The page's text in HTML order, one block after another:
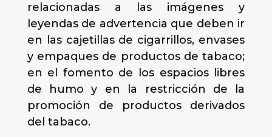
relacionadas a las imágenes y
leyendas de advertencia que deben ir
en las cajetillas de cigarrillos, envases
y empaques de productos de tabaco;
en el fomento de los espacios libres
de humo y en la restricción de la
promoción de productos derivados
del tabaco.